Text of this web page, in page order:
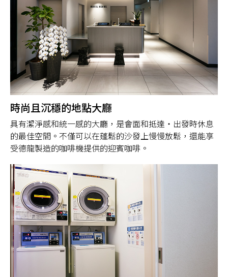
時尚且沉穩的地點大廳
具有潔淨感和統一感的大廳，是會面和抵達・出發時休息
的最佳空間。不僅可以在蓬鬆的沙發上慢慢放鬆，還能享
受德龍製造的咖啡機提供的迎賓咖啡。